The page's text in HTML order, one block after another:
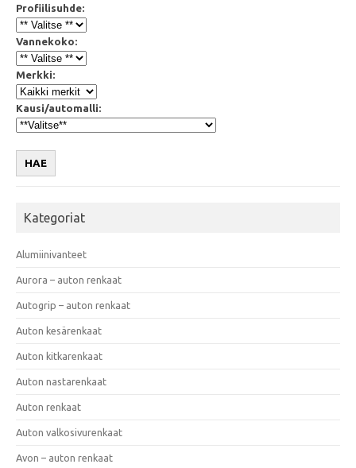
Profiilisuhde:
Vannekoko:
Merkki:
Kausi/automalli:
HAE
Kategoriat
Alumiinivanteet
Aurora – auton renkaat
Autogrip – auton renkaat
Auton kesärenkaat
Auton kitkarenkaat
Auton nastarenkaat
Auton renkaat
Auton valkosivurenkaat
Avon – auton renkaat